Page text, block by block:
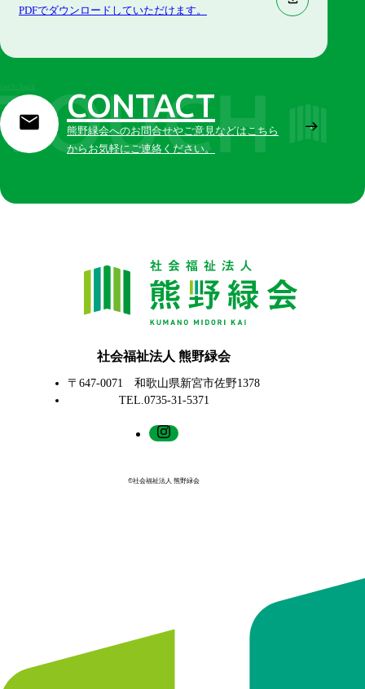
PDFでダウンロードしていただけます。
CONTACT
熊野緑会へのお問合せやご意見などはこちら
からお気軽にご連絡ください。
社会福祉法人 熊野緑会
〒647-0071 和歌山県新宮市佐野1378
TEL.0735-31-5371
©社会福祉法人 熊野緑会